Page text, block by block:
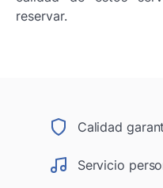
reservar.
Calidad
Servicio